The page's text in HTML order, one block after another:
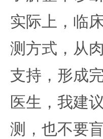
实际上，临
测方式，从
支持，形成
医生，我建
测，也不要